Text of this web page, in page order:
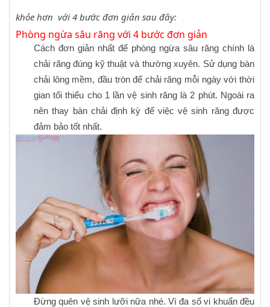
khỏe hơn với 4 bước đơn giản sau đây:
Phòng ngừa sâu răng với 4 bước đơn giản
Cách đơn giản nhất để phòng ngừa sâu răng chính là
chải răng đúng kỹ thuật và thường xuyên. Sử dụng bàn
chải lông mềm, đầu tròn để chải răng mỗi ngày với thời
gian tối thiểu cho 1 lần vệ sinh răng là 2 phút. Ngoài ra
nên thay bàn chải định kỳ để việc vệ sinh răng được
đảm bảo tốt nhất.
Đừng quên vệ sinh lưỡi nữa nhé. Vì đa số vi khuẩn đều